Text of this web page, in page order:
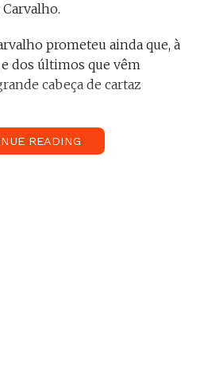
prometeu ainda que, à
dos últimos que vêm
cabeça de cartaz
READING